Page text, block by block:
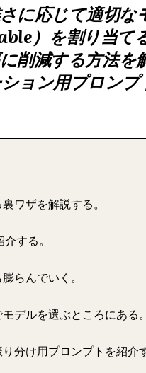
に応じて適切な
）を割り当て
削減する方法を
ョン用プロンプ
ワザを解説する。
する。
らんでいく。
デルを選ぶところにある。
分け用プロンプトを紹介